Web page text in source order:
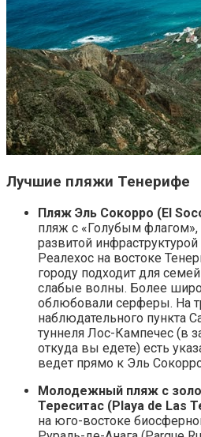
Лучшие пляжи Тенерифе
Пляж Эль Сокорро (El
пляж с «Голубым
развитой
Реалехос на востоке
городу подходит для
слабые волны. Более
облюбовали серферы. На
наблюдательного пункта
туннеля Лос-Кампечес (в
откуда вы едете) есть
ведет прямо к Эль
Молодежный пляж с
Тереситас (Playa de Las
на юго-востоке